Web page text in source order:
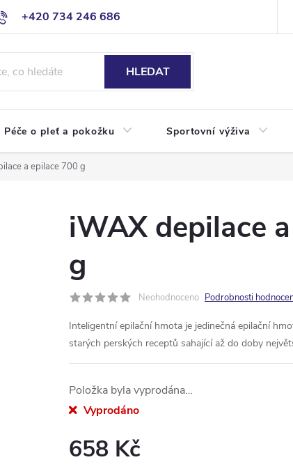
+420 734 246 686
HLEDAT
Péče o pleť a pokožku Sportovní výživa
a epilace 700 g
iWAX depilace
g
Neohodnoceno Podrobnosti
Inteligentní epilační hmota je jedinečná epilační
starých perských receptů sahající až do doby
Položka byla vyprodána…
Vyprodáno
658 Kč